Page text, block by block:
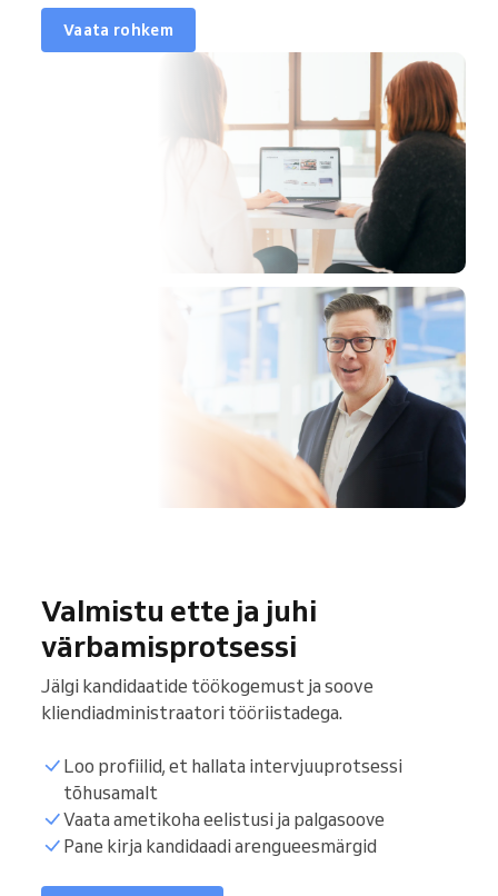
Vaata rohkem
Valmistu ette ja juhi
värbamisprotsessi
Jälgi kandidaatide töökogemust ja soove
kliendiadministraatori tööriistadega.
Loo profiilid, et hallata intervjuuprotsessi
tõhusamalt
Vaata ametikoha eelistusi ja palgasoove
Pane kirja kandidaadi arengueesmärgid